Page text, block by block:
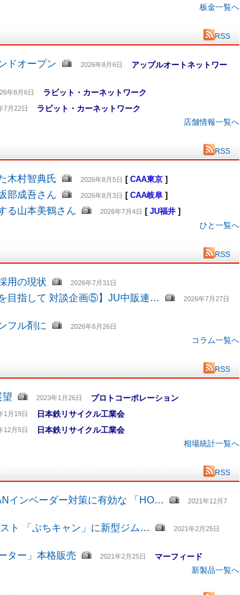
板金一覧へ
RSS
ドオープン 2026年8月6日 アップルオートネットワー
年8月6日 ラビット・カーネットワーク
7月22日
ラビット・カーネットワーク
店舗情報一覧へ
RSS
木村智典氏 2026年8月5日 [ CAA東京 ]
部成吾さん 2026年8月3日 [ CAA岐阜 ]
る山本美鶴さん 2026年7月4日 [ JU福井 ]
ひと一覧へ
RSS
用の現状 2026年7月31日
目指して 対談企画⑤】JU中販連… 2026年7月27日
フル剤に 2026年6月26日
コラム一覧へ
RSS
望 2023年1月26日 プロトコーポレーション
1月19日 日本鉄リサイクル工業会
12月5日
日本鉄リサイクル工業会
相場統計一覧へ
RSS
インベーダー対策に有効な 「HO… 2021年12月7
ト 「ぷちキャン」に新型ジム… 2021年2月25日
ター」本格販売 2021年2月25日
マーフィード
新製品一覧へ